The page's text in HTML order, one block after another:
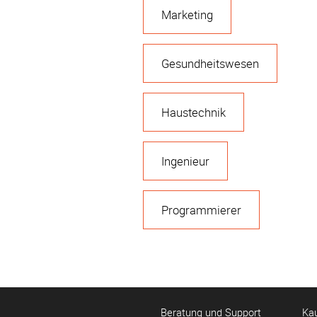
Marketing
Gesundheitswesen
Haustechnik
Ingenieur
Programmierer
Beratung und Support